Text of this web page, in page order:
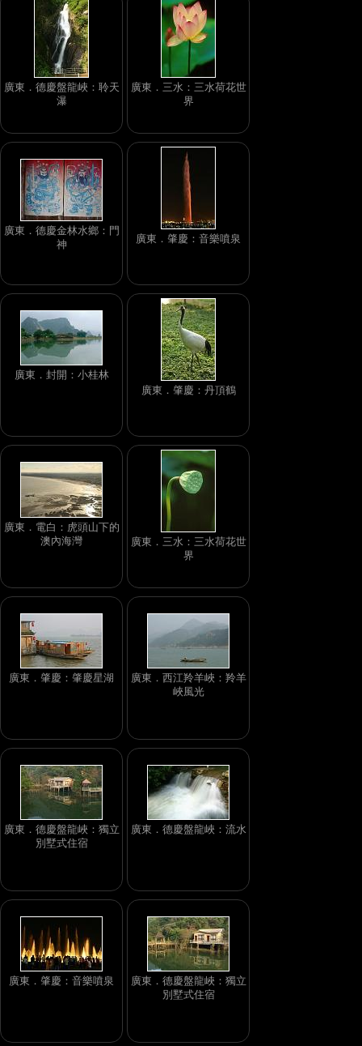
廣東．德慶盤龍峽：聆天
瀑
廣東．三水：三水荷花世
界
廣東．德慶金林水鄉：門
神
廣東．肇慶：音樂噴泉
廣東．封開：小桂林
廣東．肇慶：丹頂鶴
廣東．電白：虎頭山下的
澳內海灣
廣東．三水：三水荷花世
界
廣東．肇慶：肇慶星湖
廣東．西江羚羊峽：羚羊
峽風光
廣東．德慶盤龍峽：獨立
別墅式住宿
廣東．德慶盤龍峽：流水
廣東．肇慶：音樂噴泉
廣東．德慶盤龍峽：獨立
別墅式住宿